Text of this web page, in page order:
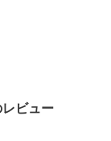
ビュー